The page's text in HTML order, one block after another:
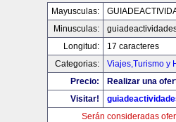
Mayusculas:
Minusculas:
Longitud:
17 caracteres
Categorias:
Viajes,Turismo y
Precio:
Realizar una
Visitar!
Serán consideradas